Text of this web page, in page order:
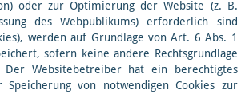
oder zur Optimierung der Website (z. B.
des Webpublikums) erforderlich sind
werden auf Grundlage von Art. 6 Abs. 1
sofern keine andere Rechtsgrundlage
Der Websitebetreiber hat ein berechtigtes
von notwendigen Cookies zur